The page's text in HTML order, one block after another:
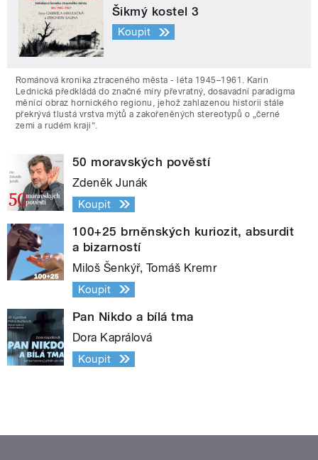
Šikmý kostel 3
Koupit
Románová kronika ztraceného města - léta 1945–1961. Karin
Lednická předkládá do značné míry převratný, dosavadní paradigma
měnící obraz hornického regionu, jehož zahlazenou historii stále
překrývá tlustá vrstva mýtů a zakořeněných stereotypů o „černé
zemi a rudém kraji“.
50 moravských pověstí
Zdeněk Junák
Koupit
100+25 brněnských kuriozit, absurdit
a bizarností
Miloš Šenkýř, Tomáš Kremr
Koupit
Pan Nikdo a bílá tma
Dora Kaprálová
Koupit